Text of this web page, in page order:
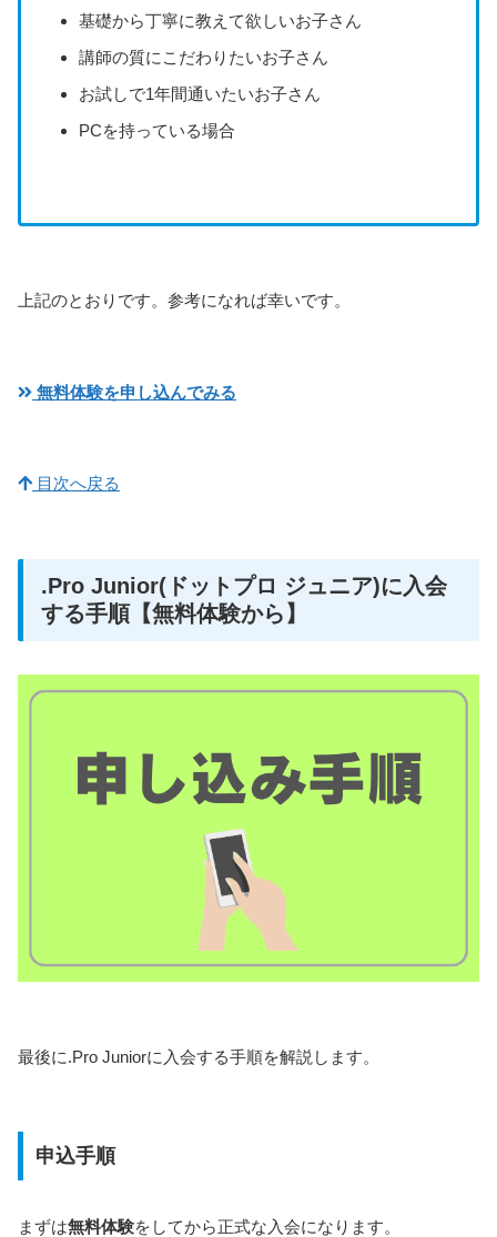
基礎から丁寧に教えて欲しいお子さん
講師の質にこだわりたいお子さん
お試しで1年間通いたいお子さん
PCを持っている場合
上記のとおりです。参考になれば幸いです。
無料体験を申し込んでみる
目次へ戻る
.Pro Junior(ドットプロ ジュニア)に入会
する手順【無料体験から】
最後に.Pro Juniorに入会する手順を解説します。
申込手順
まずは無料体験をしてから正式な入会になります。